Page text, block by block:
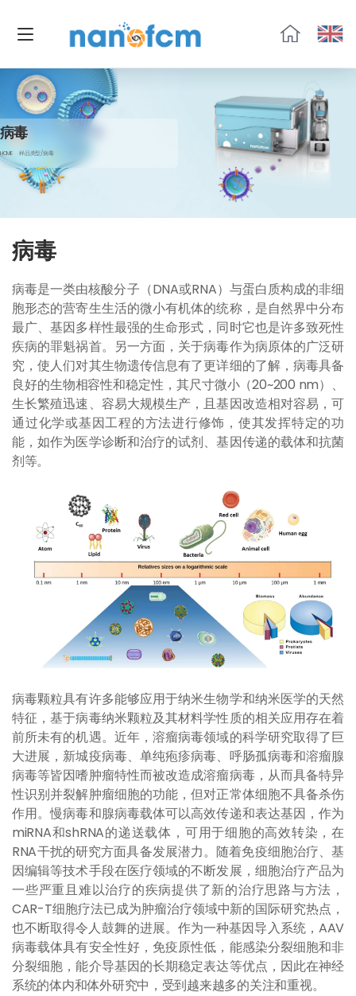
流
病毒
HOME 样品类型/病毒
病毒
病毒是一类由核酸分子（DNA或RNA）与蛋白质构成的非细
胞形态的营寄生生活的微小有机体的统称，是自然界中分布
最广、基因多样性最强的生命形式，同时它也是许多致死性
疾病的罪魁祸首。另一方面，关于病毒作为病原体的广泛研
究，使人们对其生物遗传信息有了更详细的了解，病毒具备
良好的生物相容性和稳定性，其尺寸微小（20~200 nm）、
生长繁殖迅速、容易大规模生产，且基因改造相对容易，可
通过化学或基因工程的方法进行修饰，使其发挥特定的功
能，如作为医学诊断和治疗的试剂、基因传递的载体和抗菌
剂等。
病毒颗粒具有许多能够应用于纳米生物学和纳米医学的天然
特征，基于病毒纳米颗粒及其材料学性质的相关应用存在着
前所未有的机遇。近年，溶瘤病毒领域的科学研究取得了巨
大进展，新城疫病毒、单纯疱疹病毒、呼肠孤病毒和溶瘤腺
病毒等皆因嗜肿瘤特性而被改造成溶瘤病毒，从而具备特异
性识别并裂解肿瘤细胞的功能，但对正常体细胞不具备杀伤
作用。慢病毒和腺病毒载体可以高效传递和表达基因，作为
miRNA和shRNA的递送载体，可用于细胞的高效转染，在
RNA干扰的研究方面具备发展潜力。随着免疫细胞治疗、基
因编辑等技术手段在医疗领域的不断发展，细胞治疗产品为
一些严重且难以治疗的疾病提供了新的治疗思路与方法，
CAR-T细胞疗法已成为肿瘤治疗领域中新的国际研究热点，
也不断取得令人鼓舞的进展。作为一种基因导入系统，AAV
病毒载体具有安全性好，免疫原性低，能感染分裂细胞和非
分裂细胞，能介导基因的长期稳定表达等优点，因此在神经
系统的体内和体外研究中，受到越来越多的关注和重视。